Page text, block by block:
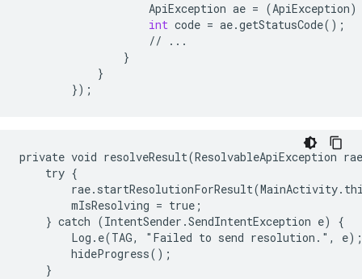
ApiException ae = (ApiException)
int code = ae.getStatusCode();
//
...
}
}
});
private void resolveResult(ResolvableApiException
    try {
        mIsResolving = true;
    } catch (IntentSender.SendIntentException e) {
        Log.e(TAG, "Failed to send resolution.", e);
        hideProgress();
    }